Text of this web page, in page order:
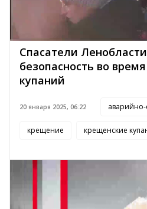
Спасатели
безопасность во
купаний
20 января 2025, 06:22 аварийно-
крещение крещенские